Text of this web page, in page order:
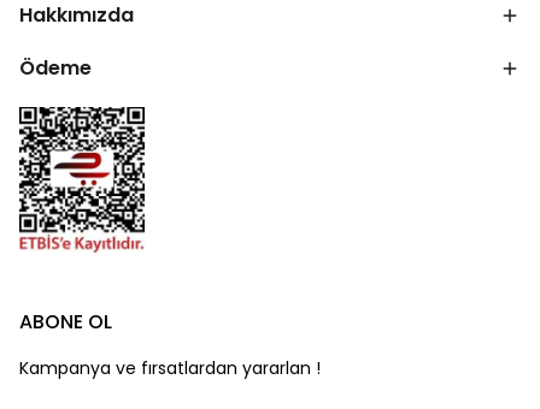
Hakkımızda
Ödeme
ABONE OL
Kampanya ve fırsatlardan yararlan !